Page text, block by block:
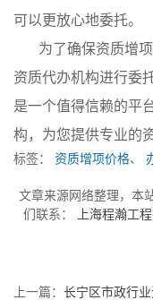
可以更放心地委托。
为了确保资质增
资质代办机构进行委
是一个值得信赖的平
构，为您提供专业的
标签： 资质增项价格、
文章来源网络整理，本
们联系：
上海程瀚工
上一篇： 长宁区市政行